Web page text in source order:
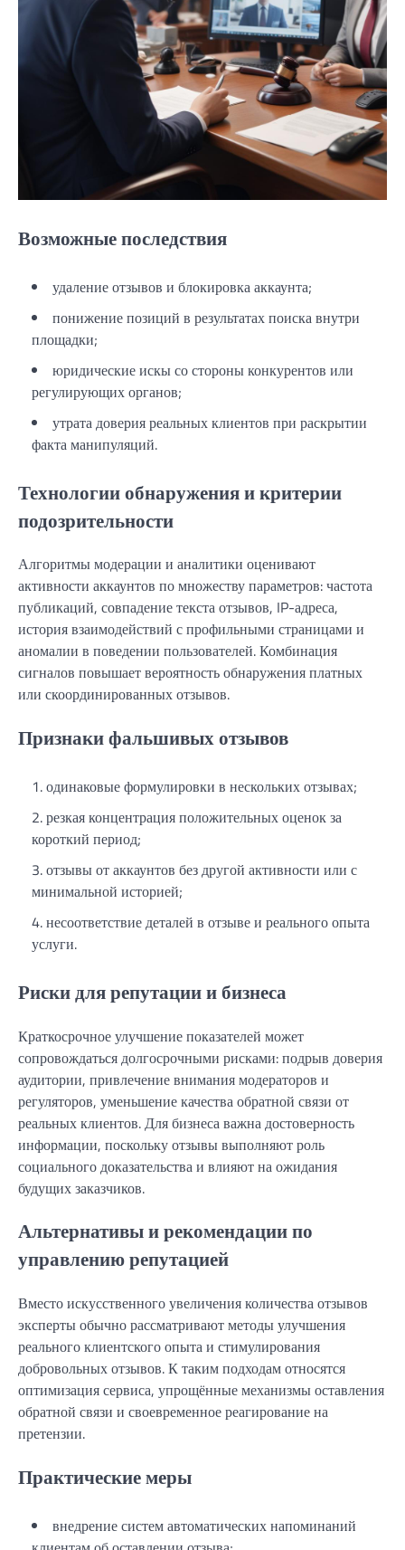
Возможные последствия
удаление отзывов и блокировка аккаунта;
понижение позиций в результатах поиска внутри
площадки;
юридические искы со стороны конкурентов или
регулирующих органов;
утрата доверия реальных клиентов при раскрытии
факта манипуляций.
Технологии обнаружения и критерии
подозрительности
Алгоритмы модерации и аналитики оценивают
активности аккаунтов по множеству параметров: частота
публикаций, совпадение текста отзывов, IP-адреса,
история взаимодействий с профильными страницами и
аномалии в поведении пользователей. Комбинация
сигналов повышает вероятность обнаружения платных
или скоординированных отзывов.
Признаки фальшивых отзывов
одинаковые формулировки в нескольких отзывах;
резкая концентрация положительных оценок за
короткий период;
отзывы от аккаунтов без другой активности или с
минимальной историей;
несоответствие деталей в отзыве и реального опыта
услуги.
Риски для репутации и бизнеса
Краткосрочное улучшение показателей может
сопровождаться долгосрочными рисками: подрыв доверия
аудитории, привлечение внимания модераторов и
регуляторов, уменьшение качества обратной связи от
реальных клиентов. Для бизнеса важна достоверность
информации, поскольку отзывы выполняют роль
социального доказательства и влияют на ожидания
будущих заказчиков.
Альтернативы и рекомендации по
управлению репутацией
Вместо искусственного увеличения количества отзывов
эксперты обычно рассматривают методы улучшения
реального клиентского опыта и стимулирования
добровольных отзывов. К таким подходам относятся
оптимизация сервиса, упрощённые механизмы оставления
обратной связи и своевременное реагирование на
претензии.
Практические меры
внедрение систем автоматических напоминаний